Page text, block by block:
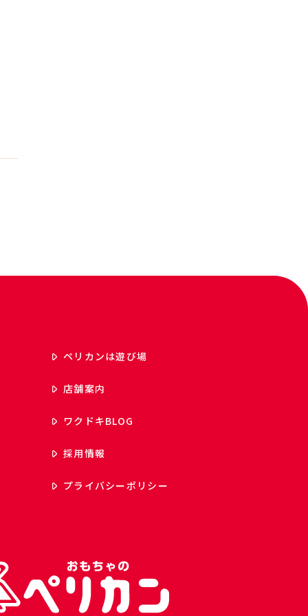
ペリカンは遊び場
店舗案内
ワクドキBLOG
採用情報
プライバシーポリシー